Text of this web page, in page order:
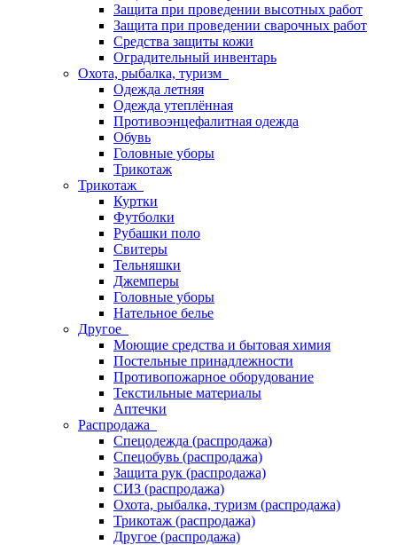
Защита при проведении высотных работ
Защита при проведении сварочных работ
Средства защиты кожи
Оградительный инвентарь
Охота, рыбалка, туризм
Одежда летняя
Одежда утеплённая
Противоэнцефалитная одежда
Обувь
Головные уборы
Трикотаж
Трикотаж
Куртки
Футболки
Рубашки поло
Свитеры
Тельняшки
Джемперы
Головные уборы
Нательное белье
Другое
Моющие средства и бытовая химия
Постельные принадлежности
Противопожарное оборудование
Текстильные материалы
Аптечки
Распродажа
Спецодежда (распродажа)
Спецобувь (распродажа)
Защита рук (распродажа)
СИЗ (распродажа)
Охота, рыбалка, туризм (распродажа)
Трикотаж (распродажа)
Другое (распродажа)